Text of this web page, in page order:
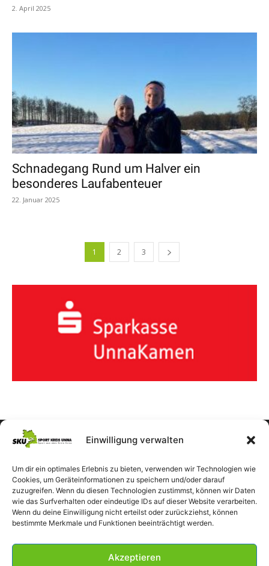
Einwilligung verwalten
Um dir ein optimales Erlebnis zu bieten, verwenden wir Technologien wie
Cookies, um Geräteinformationen zu speichern und/oder darauf
zuzugreifen. Wenn du diesen Technologien zustimmst, können wir Daten
wie das Surfverhalten oder eindeutige IDs auf dieser Website verarbeiten.
Wenn du deine Einwilligung nicht erteilst oder zurückziehst, können
bestimmte Merkmale und Funktionen beeinträchtigt werden.
Akzeptieren
2. April 2025
Schnadegang Rund um Halver ein
besonderes Laufabenteuer
22. Januar 2025
1 2 3